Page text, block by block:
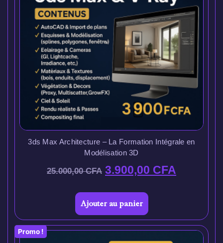
3ds Max Architecture – La Formation Intégrale en
Modélisation 3D
25.000,00CFA 3.900,00 CFA
Ajouter au panier
Promo !